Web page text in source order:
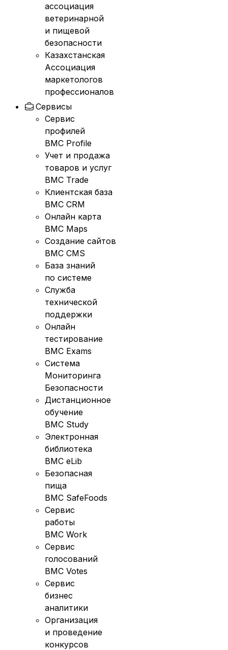
ассоциация
ветеринарной
и пищевой
безопасности
Казахстанская
Ассоциация
маркетологов
профессионалов
Сервисы
Сервис
профилей
BMC Profile
Учет и продажа
товаров и услуг
BMC Trade
Клиентская база
BMC CRM
Онлайн карта
BMC Maps
Создание сайтов
BMC CMS
База знаний
по системе
Служба
технической
поддержки
Онлайн
тестирование
BMC Exams
Система
Мониторинга
Безопасности
Дистанционное
обучение
BMC Study
Электронная
библиотека
BMC eLib
Безопасная
пища
BMC SafeFoods
Сервис
работы
BMC Work
Сервис
голосований
BMC Votes
Сервис
бизнес
аналитики
Организация
и проведение
конкурсов